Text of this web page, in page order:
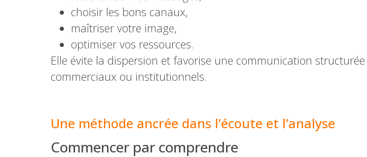
choisir les bons canaux,
maîtriser votre image,
optimiser vos ressources.
Elle évite la dispersion et favorise une communication
commerciaux ou institutionnels.
Une méthode ancrée dans l’écoute et l’analyse
Commencer par comprendre